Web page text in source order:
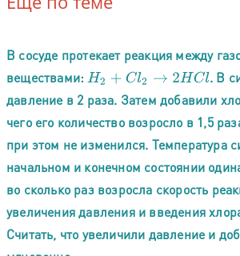
В сосуде протекает реакция между
веществами: H2+ Cl2→2 HCl
. В
давление в 2 раза. Затем добавили
чего его количество возросло в 1,5
при этом не изменился. Температура
начальном и конечном состоянии
во сколько раз возросла скорость
увеличения давления и введения
Считать, что увеличили давление и